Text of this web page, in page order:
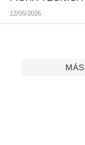
12/05/2026